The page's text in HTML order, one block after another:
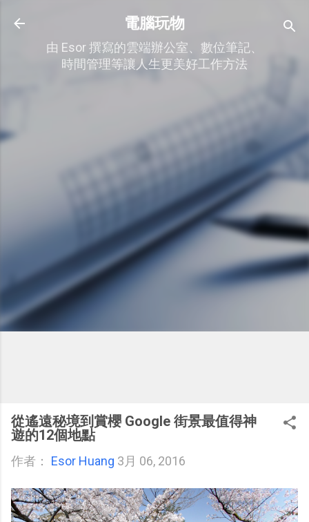
跳到主要內容
電腦玩物
由 Esor 撰寫的雲端辦公室、數位筆記、
時間管理等讓人生更美好工作方法
從遙遠秘境到賞櫻 Google 街景最值得神
遊的12個地點
作者： Esor Huang 3月 06, 2016